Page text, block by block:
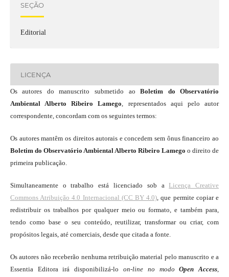
SEÇÃO
Editorial
LICENÇA
Os autores do manuscrito submetido aoBoletim do Observatório
Ambiental Alberto Ribeiro Lamego, representados aqui pelo autor
correspondente, concordam com os seguintes termos:
Os autores mantêm os direitos autorais e concedem sem ônus financeiro ao
Boletim do Observatório Ambiental Alberto Ribeiro Lamegoo direito de
primeira publicação.
Simultaneamente o trabalho está licenciado sob a Licença Creative
Commons Atribuição 4.0 Internacional (CC BY 4.0), que permite copiar e
redistribuir os trabalhos por qualquer meio ou formato, e também para,
tendo como base o seu conteúdo, reutilizar, transformar ou criar, com
propósitos legais, até comerciais, desde que citada a fonte.
Os autores não receberão nenhuma retribuição material pelo manuscrito e a
Essentia Editora irá disponibilizá-lo on-line no modo Open Access,